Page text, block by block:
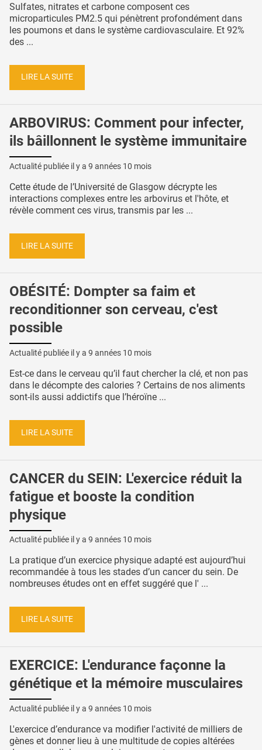
Sulfates, nitrates et carbone composent ces
microparticules PM2.5 qui pénètrent profondément dans
les poumons et dans le système cardiovasculaire. Et 92%
des ...
LIRE LA SUITE
ARBOVIRUS: Comment pour infecter,
ils bâillonnent le système immunitaire
Actualité publiée il y a 9 années 10 mois
Cette étude de l’Université de Glasgow décrypte les
interactions complexes entre les arbovirus et l'hôte, et
révèle comment ces virus, transmis par les ...
LIRE LA SUITE
OBÉSITÉ: Dompter sa faim et
reconditionner son cerveau, c'est
possible
Actualité publiée il y a 9 années 10 mois
Est-ce dans le cerveau qu’il faut chercher la clé, et non pas
dans le décompte des calories ? Certains de nos aliments
sont-ils aussi addictifs que l’héroïne ...
LIRE LA SUITE
CANCER du SEIN: L'exercice réduit la
fatigue et booste la condition
physique
Actualité publiée il y a 9 années 10 mois
La pratique d’un exercice physique adapté est aujourd’hui
recommandée à tous les stades d’un cancer du sein. De
nombreuses études ont en effet suggéré que l' ...
LIRE LA SUITE
EXERCICE: L'endurance façonne la
génétique et la mémoire musculaires
Actualité publiée il y a 9 années 10 mois
L'exercice d’endurance va modifier l'activité de milliers de
gènes et donner lieu à une multitude de copies altérées